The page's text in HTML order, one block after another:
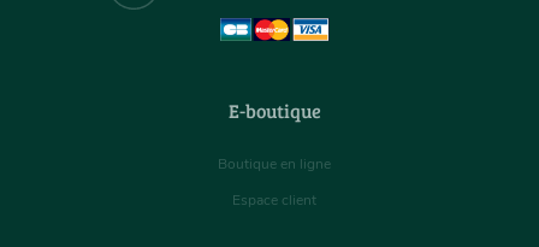
E-boutique
Boutique en ligne
Espace client